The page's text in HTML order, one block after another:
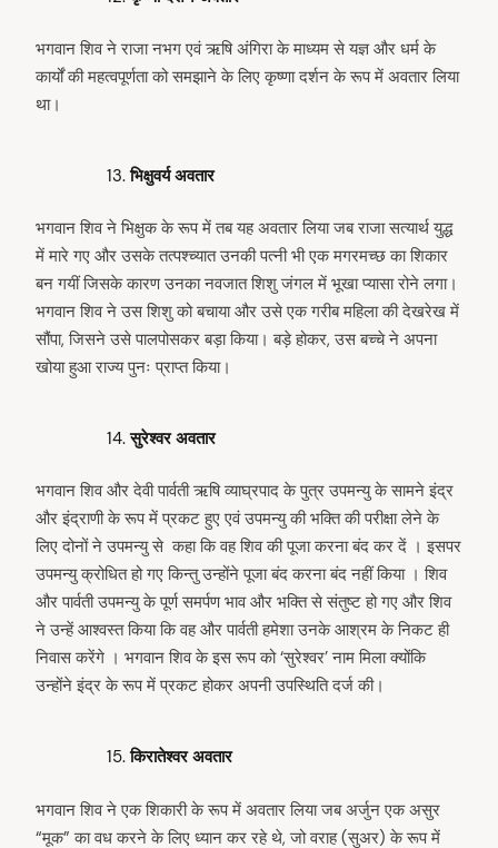
भगवान शिव ने राजा नभग एवं ऋषि अंगिरा के माध्यम से यज्ञ और धर्म के
कार्यों की महत्वपूर्णता को समझाने के लिए कृष्णा दर्शन के रूप में अवतार लिया
था।
भिक्षुवर्य अवतार
भगवान शिव ने भिक्षुक के रूप में तब यह अवतार लिया जब राजा सत्यार्थ युद्ध
में मारे गए और उसके तत्पश्च्यात उनकी पत्नी भी एक मगरमच्छ का शिकार
बन गयीं जिसके कारण उनका नवजात शिशु जंगल में भूखा प्यासा रोने लगा।
भगवान शिव ने उस शिशु को बचाया और उसे एक गरीब महिला की देखरेख में
सौंपा, जिसने उसे पालपोसकर बड़ा किया। बड़े होकर, उस बच्चे ने अपना
खोया हुआ राज्य पुनः प्राप्त किया।
सुरेश्वर अवतार
भगवान शिव और देवी पार्वती ऋषि व्याघ्रपाद के पुत्र उपमन्यु के सामने इंद्र
और इंद्राणी के रूप में प्रकट हुए एवं उपमन्यु की भक्ति की परीक्षा लेने के
लिए दोनों ने उपमन्यु से कहा कि वह शिव की पूजा करना बंद कर दें । इसपर
उपमन्यु क्रोधित हो गए किन्तु उन्होंने पूजा बंद करना बंद नहीं किया । शिव
और पार्वती उपमन्यु के पूर्ण समर्पण भाव और भक्ति से संतुष्ट हो गए और शिव
ने उन्हें आश्वस्त किया कि वह और पार्वती हमेशा उनके आश्रम के निकट ही
निवास करेंगे । भगवान शिव के इस रूप को ‘सुरेश्वर’ नाम मिला क्योंकि
उन्होंने इंद्र के रूप में प्रकट होकर अपनी उपस्थिति दर्ज की।
किरातेश्वर अवतार
भगवान शिव ने एक शिकारी के रूप में अवतार लिया जब अर्जुन एक असुर
“मूक” का वध करने के लिए ध्यान कर रहे थे, जो वराह (सुअर) के रूप में